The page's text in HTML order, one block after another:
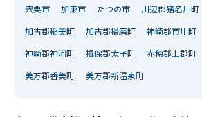
宍粟市 加東市 たつの市 川辺郡猪名川町
加古郡稲美町 加古郡播磨町 神崎郡市川町
神崎郡神河町 揖保郡太子町 赤穂郡上郡町
美方郡香美町 美方郡新温泉町